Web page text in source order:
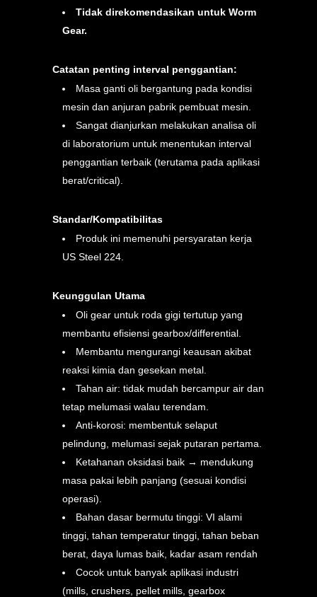
Tidak direkomendasikan untuk Worm
Gear.
Catatan penting interval penggantian:
Masa ganti oli bergantung pada kondisi
mesin dan anjuran pabrik pembuat mesin.
Sangat dianjurkan melakukan analisa oli
di laboratorium untuk menentukan interval
penggantian terbaik (terutama pada aplikasi
berat/critical).
Standar/Kompatibilitas
Produk ini memenuhi persyaratan kerja
US Steel 224.
Keunggulan Utama
Oli gear untuk roda gigi tertutup yang
membantu efisiensi gearbox/differential.
Membantu mengurangi keausan akibat
reaksi kimia dan gesekan metal.
Tahan air: tidak mudah bercampur air dan
tetap melumasi walau terendam.
Anti-korosi: membentuk selaput
pelindung, melumasi sejak putaran pertama.
Ketahanan oksidasi baik → mendukung
masa pakai lebih panjang (sesuai kondisi
operasi).
Bahan dasar bermutu tinggi: VI alami
tinggi, tahan temperatur tinggi, tahan beban
berat, daya lumas baik, kadar asam rendah
Cocok untuk banyak aplikasi industri
(mills, crushers, pellet mills, gearbox